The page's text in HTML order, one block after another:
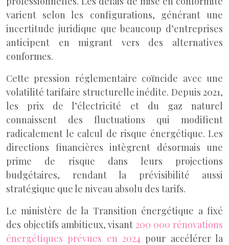
varient selon les configurations, générant une
incertitude juridique que beaucoup d’entreprises
anticipent en migrant vers des alternatives
conformes.
Cette pression réglementaire coïncide avec une
volatilité tarifaire structurelle inédite. Depuis 2021,
les prix de l’électricité et du gaz naturel
connaissent des fluctuations qui modifient
radicalement le calcul de risque énergétique. Les
directions financières intègrent désormais une
prime de risque dans leurs projections
budgétaires, rendant la prévisibilité aussi
stratégique que le niveau absolu des tarifs.
Le ministère de la Transition énergétique a fixé
des objectifs ambitieux, visant200 000 rénovations
énergétiques prévues en 2024 pour accélérer la